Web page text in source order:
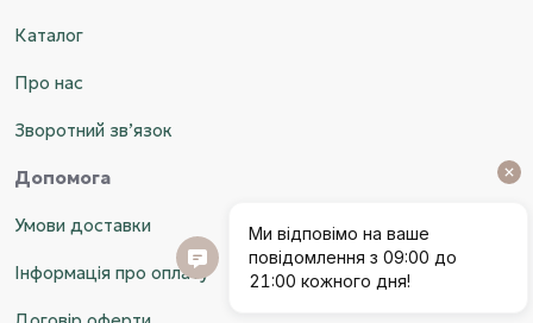
Каталог
Про нас
Зворотний зв’язок
Допомога
Умови доставки
Інформація про оплату